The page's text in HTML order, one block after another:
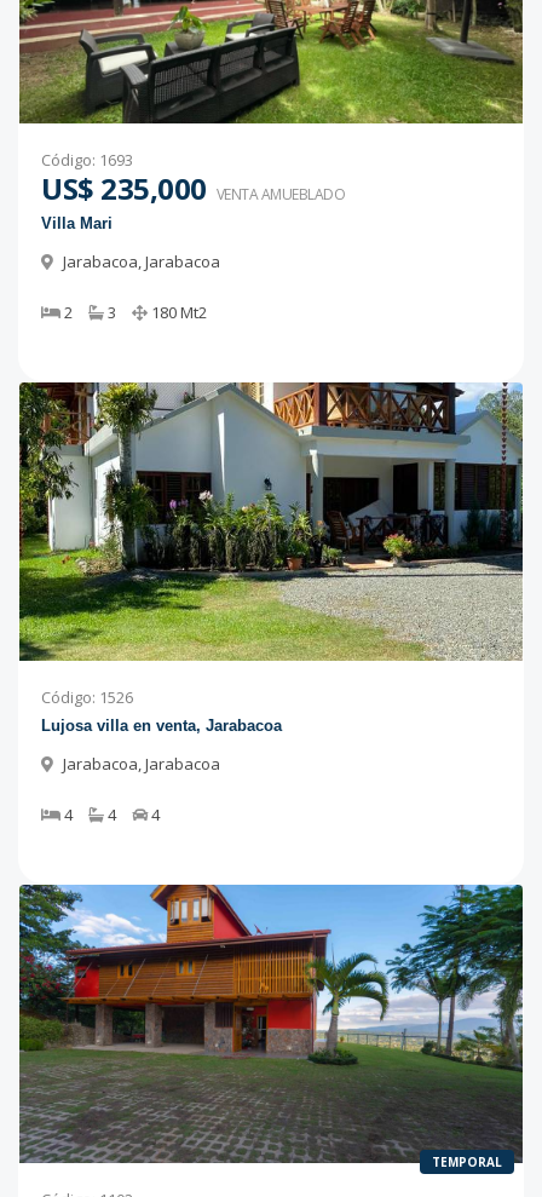
Código: 1693
US$ 235,000 VENTA AMUEBLADO
Villa Mari
Jarabacoa,Jarabacoa
2 3 180Mt2
Código: 1526
Lujosa villa en venta, Jarabacoa
Jarabacoa,Jarabacoa
4 4 4
TEMPORAL